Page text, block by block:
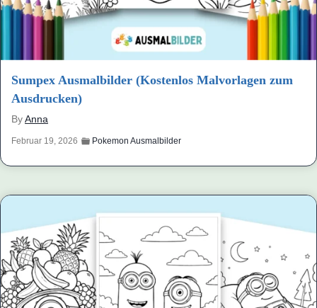
Sumpex Ausmalbilder (Kostenlos Malvorlagen zum
Ausdrucken)
ByAnna
Februar 19, 2026 Pokemon Ausmalbilder